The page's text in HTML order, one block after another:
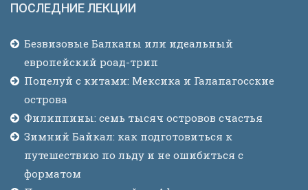
ПОСЛЕДНИЕ ЛЕКЦИИ
Безвизовые Балканы или идеальный
европейский роад-трип
Поцелуй с китами: Мексика и Галапагосские
острова
Филиппины: семь тысяч островов счастья
Зимний Байкал: как подготовиться к
путешествию по льду и не ошибиться с
форматом